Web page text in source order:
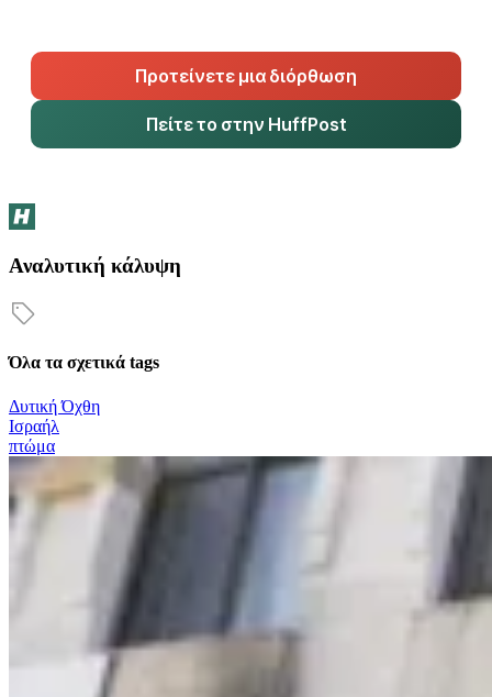
Προτείνετε μια διόρθωση
Πείτε το στην HuffPost
Αναλυτική κάλυψη
Όλα τα σχετικά tags
Δυτική Όχθη
Ισραήλ
πτώμα